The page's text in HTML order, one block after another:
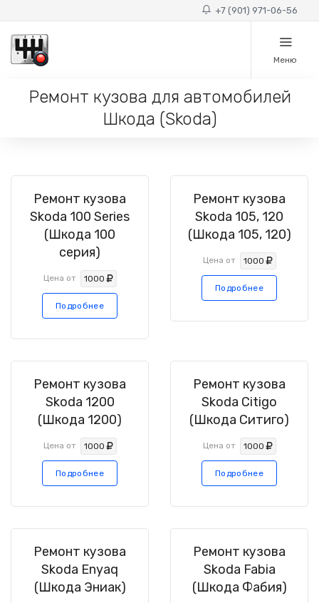
+7 (901) 971-06-56
Меню
Ремонт кузова для автомобилей
Шкода (Skoda)
Ремонт кузова
Skoda 100 Series
(Шкода 100
серия)
Цена от 1000
Подробнее
Ремонт кузова
Skoda 105, 120
(Шкода 105, 120)
Цена от 1000
Подробнее
Ремонт кузова
Skoda 1200
(Шкода 1200)
Цена от 1000
Подробнее
Ремонт кузова
Skoda Citigo
(Шкода Ситиго)
Цена от 1000
Подробнее
Ремонт кузова
Skoda Enyaq
(Шкода Эниак)
Ремонт кузова
Skoda Fabia
(Шкода Фабия)